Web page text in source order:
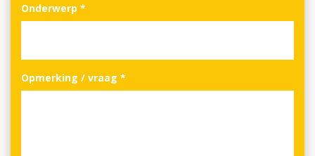
Onderwerp *
Opmerking / vraag *